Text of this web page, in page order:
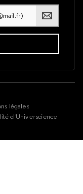
légales
d'Universcience